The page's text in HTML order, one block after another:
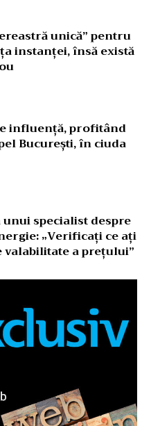
unică” pentru
instanței, însă există
influență, profitând
București, în ciuda
specialist despre
„Verificați ce ați
a prețului”